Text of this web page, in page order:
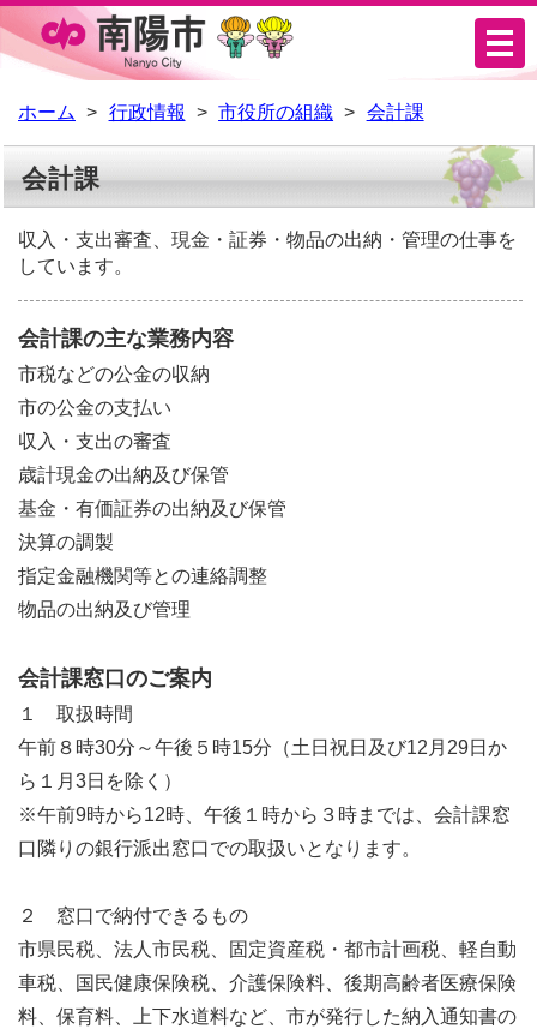
ニ
ー
ホーム 行政情報 市役所の組織 会計課
会計課
収入・支出審査、現金・証券・物品の出納・管理の仕事を
しています。
会計課の主な業務内容
市税などの公金の収納
市の公金の支払い
収入・支出の審査
歳計現金の出納及び保管
基金・有価証券の出納及び保管
決算の調製
指定金融機関等との連絡調整
物品の出納及び管理
会計課窓口のご案内
１ 取扱時間
午前８時30分～午後５時15分（土日祝日及び12月29日か
ら１月3日を除く）
※午前9時から12時、午後１時から３時までは、会計課窓
口隣りの銀行派出窓口での取扱いとなります。
２ 窓口で納付できるもの
市県民税、法人市民税、固定資産税・都市計画税、軽自動
車税、国民健康保険税、介護保険料、後期高齢者医療保険
料、保育料、上下水道料など、市が発行した納入通知書の